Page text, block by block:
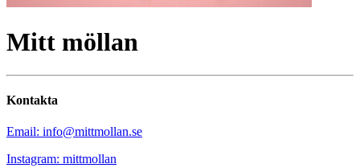
Mitt möllan
Kontakta
Email: info@mittmollan.se
Instagram: mittmollan